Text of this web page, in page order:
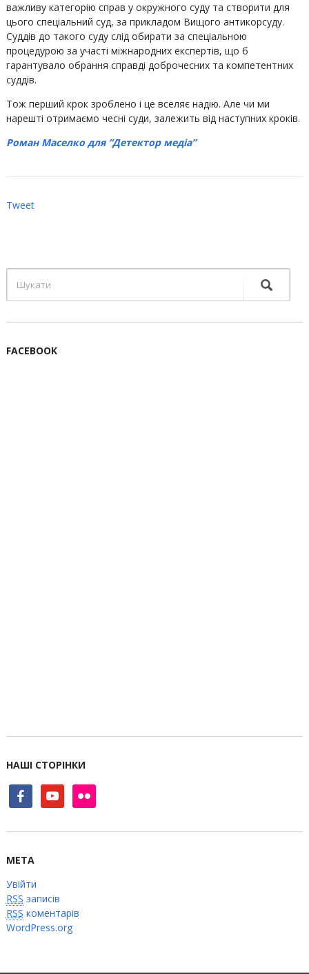
важливу категорію справ у окружного суду та створити для
цього спеціальний суд, за прикладом Вищого антикорсуду.
Суддів до такого суду слід обирати за спеціальною
процедурою за участі міжнародних експертів, що б
гарантувало обрання справді доброчесних та компетентних
суддів.
Тож перший крок зроблено і це вселяє надію. Але чи ми
нарешті отримаємо чесні суди, залежить від наступних кроків.
Роман Маселко для “Детектор медіа”
Tweet
FACEBOOK
НАШІ СТОРІНКИ
facebookyoutube flickr
МЕТА
Увійти
RSS записів
RSS коментарів
WordPress.org